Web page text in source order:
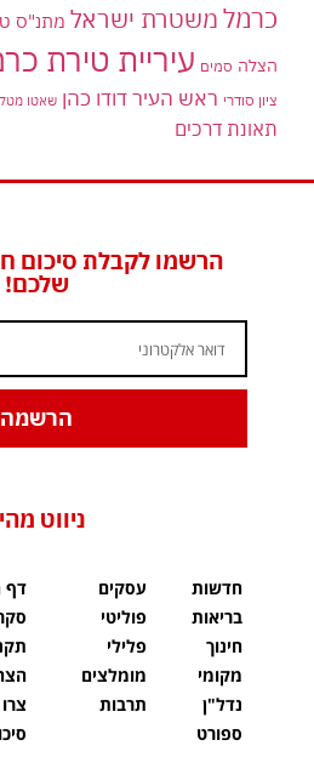
כרמלמשטרת ישראל מתנ"ס
הצלה סמים עיריית טירת
ציון סודרי ראש העיר דודו כהן שאטו
תאונת דרכים
הרשמו לקבלת סיכום
שלכם!
הרשמה
ניווט
חדשות
בריאות
חינוך
מקומי
נדל"ן
ספורט
עסקים
פוליטי
פלילי
מומלצים
תרבות
דף